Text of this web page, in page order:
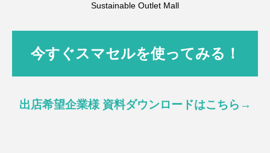
Sustainable Outlet Mall
今すぐスマセルを使ってみる！
出店希望企業様 資料ダウンロードはこちら→